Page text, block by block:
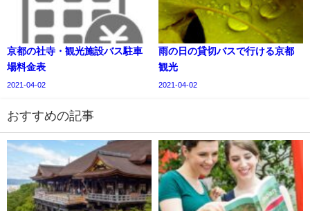
京都の社寺・観光施設バス駐車
場料金表
2021-04-02
雨の日の貸切バスで行ける京都
観光
2021-04-02
おすすめの記事